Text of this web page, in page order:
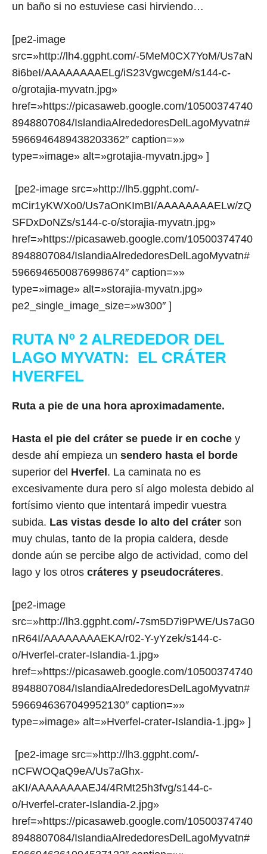
un baño si no estuviese casi hirviendo…
[pe2-image
src=»http://lh4.ggpht.com/-5MeM0CX7YoM/Us7aN
8i6beI/AAAAAAAAELg/iS23VgwcgeM/s144-c-
o/grotajia-myvatn.jpg»
href=»https://picasaweb.google.com/10500374740
8948807084/IslandiaAlrededoresDelLagoMyvatn#
5966946489438203362″ caption=»»
type=»image» alt=»grotajia-myvatn.jpg» ]
[pe2-image src=»http://lh5.ggpht.com/-
mCir1yKWXo0/Us7aOnKImBI/AAAAAAAAELw/zQ
SFDxDoNZs/s144-c-o/storajia-myvatn.jpg»
href=»https://picasaweb.google.com/10500374740
8948807084/IslandiaAlrededoresDelLagoMyvatn#
5966946500876998674″ caption=»»
type=»image» alt=»storajia-myvatn.jpg»
pe2_single_image_size=»w300″ ]
RUTA Nº 2 ALREDEDOR DEL
LAGO MYVATN: EL CRÁTER
HVERFEL
Ruta a pie de una hora aproximadamente.
Hasta el pie del cráter se puede ir en coche y
desde ahí empieza un sendero hasta el borde
superior del Hverfel . La caminata no es
excesivamente dura pero sí algo molesta debido al
fortísimo viento que intentará impedir vuestra
subida. Las vistas desde lo alto del cráter son
muy chulas, tanto de la propia caldera, desde
donde aún se percibe algo de actividad, como del
lago y los otros cráteres y pseudocráteres.
[pe2-image
src=»http://lh3.ggpht.com/-7sm5D7i9PWE/Us7aG0
nR64I/AAAAAAAAEKA/r02-Y-yYzek/s144-c-
o/Hverfel-crater-Islandia-1.jpg»
href=»https://picasaweb.google.com/10500374740
8948807084/IslandiaAlrededoresDelLagoMyvatn#
5966946367049952130″ caption=»»
type=»image» alt=»Hverfel-crater-Islandia-1.jpg» ]
[pe2-image src=»http://lh3.ggpht.com/-
nCFWOQaQ9eA/Us7aGhx-
aKI/AAAAAAAAEJ4/4RMt25h3fvg/s144-c-
o/Hverfel-crater-Islandia-2.jpg»
href=»https://picasaweb.google.com/10500374740
8948807084/IslandiaAlrededoresDelLagoMyvatn#